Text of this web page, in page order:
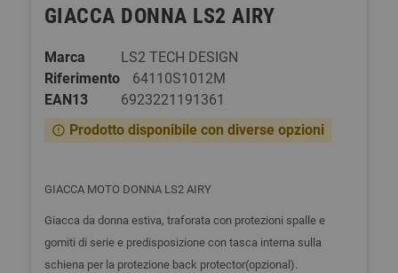
GIACCA DONNA LS2 AIRY
Marca
LS2 TECH DESIGN
Riferimento
64110S1012M
EAN13
6923221191361
error_outline Prodotto disponibile con diverse opzioni
GIACCA MOTO DONNA LS2 AIRY
Giacca da donna estiva, traforata con protezioni spalle e
gomiti di serie e predisposizione con tasca interna sulla
schiena per la protezione back protector(opzional).